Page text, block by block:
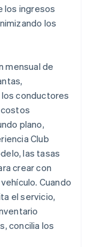
los ingresos
los
mensual de
los conductores
plano,
Club
las tasas
crear con
Cuando
el servicio,
concilia los